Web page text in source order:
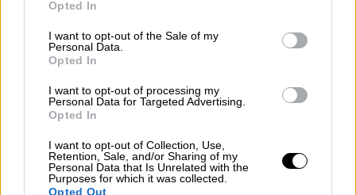
use your data for below specified purposes in below Google
consent section.
Opted In
I want to opt-out of the Sale of my
Personal Data.
Opted In
I want to opt-out of processing my
Personal Data for Targeted Advertising.
Opted In
I want to opt-out of Collection, Use,
Retention, Sale, and/or Sharing of my
Personal Data that Is Unrelated with the
Purposes for which it was collected.
Opted Out
έτσι πιστεύει και νομίζει».
Ο άνθρωπος που μίλησε στο Mega είναι ο
πιο κοντινός φίλος του 37χρονου. Όπως
εαυτότου, έχει αποκοπεί από όλους και από
όλα και προσπαθεί να διαχειριστεί όλα όσα
είδε και βίωσε τη νύχτα της περασμένης
Δευτέρας.